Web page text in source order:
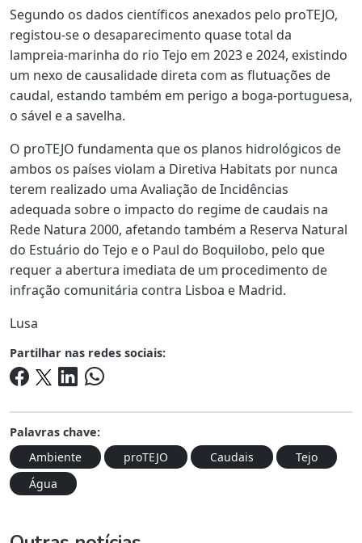
Segundo os dados científicos anexados pelo proTEJO,
registou-se o desaparecimento quase total da
lampreia-marinha do rio Tejo em 2023 e 2024, existindo
um nexo de causalidade direta com as flutuações de
caudal, estando também em perigo a boga-portuguesa,
o sável e a savelha.
O proTEJO fundamenta que os planos hidrológicos de
ambos os países violam a Diretiva Habitats por nunca
terem realizado uma Avaliação de Incidências
adequada sobre o impacto do regime de caudais na
Rede Natura 2000, afetando também a Reserva Natural
do Estuário do Tejo e o Paul do Boquilobo, pelo que
requer a abertura imediata de um procedimento de
infração comunitária contra Lisboa e Madrid.
Lusa
Partilhar nas redes sociais:
Palavras chave:
Ambiente
proTEJO Caudais
Tejo
Água